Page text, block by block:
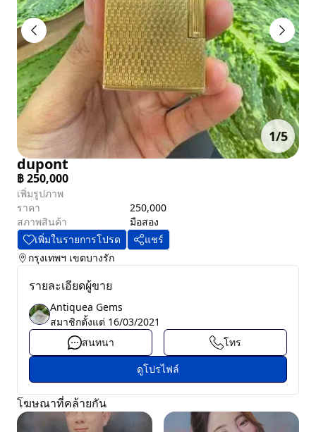
1/5
dupont
฿250,000
เพิ่มรูปภาพ
ราคา
250,000
สภาพสินค้า
มือสอง
เพิ่มในรายการโปรด
แชร์
กรุงเทพฯ เขตบางรัก
รายละเอียดผู้ขาย
Antiquea Gems
สมาชิกตั้งแต่ 16/03/2021
สนทนา
โทร
ดูโปรไฟล์
โฆษณาที่คล้ายกัน